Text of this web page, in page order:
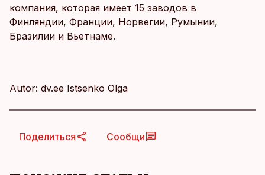
компания, которая имеет 15 заводов в
Финляндии, Франции, Норвегии, Румынии,
Бразилии и Вьетнаме.
Autor: dv.ee Istsenko Olga
Поделиться Сообщи